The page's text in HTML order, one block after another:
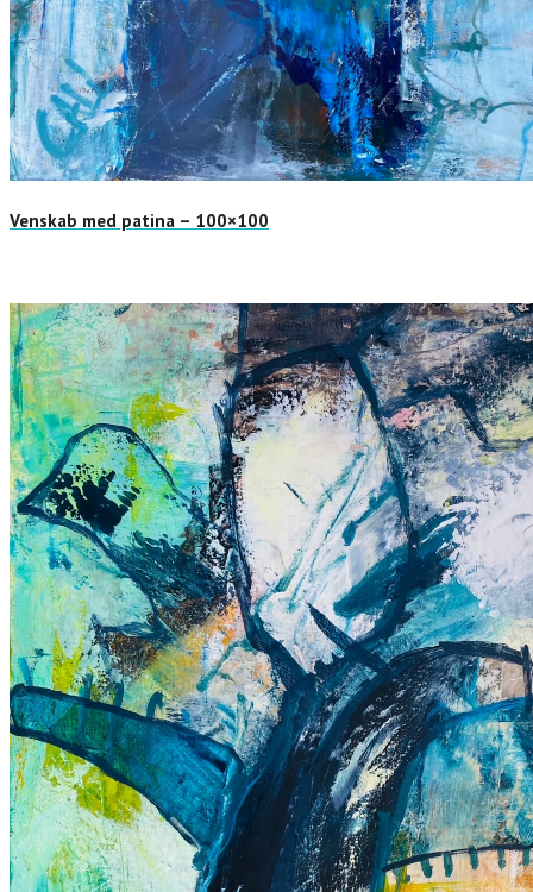
Venskab med patina – 100×100